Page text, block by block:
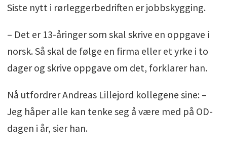
Siste nytt i rørleggerbedriften er jobbskygging.
– Det er 13-åringer som skal skrive en oppgave i
norsk. Så skal de følge en firma eller et yrke i to
dager og skrive oppgave om det, forklarer han.
Nå utfordrer Andreas Lillejord kollegene sine: –
Jeg håper alle kan tenke seg å være med på OD-
dagen i år, sier han.